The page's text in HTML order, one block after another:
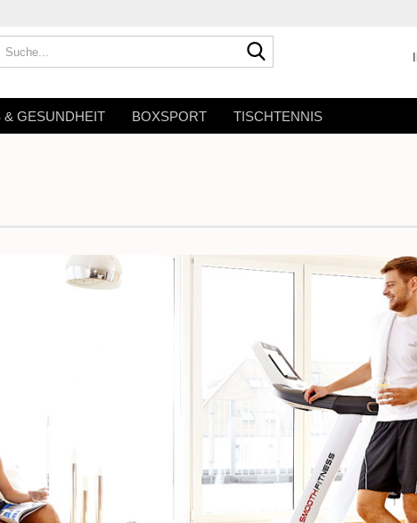
& GESUNDHEIT BOXSPORT TISCHTENNIS